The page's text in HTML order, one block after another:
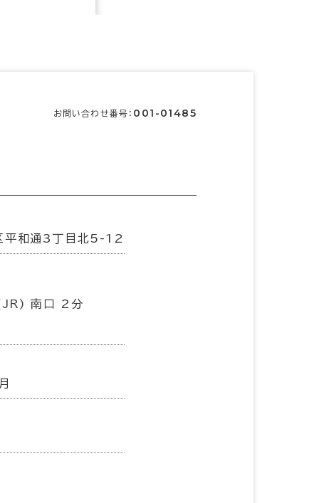
お問い合わせ番号： 001-01485
平和通3丁目北5-12
南口 2分